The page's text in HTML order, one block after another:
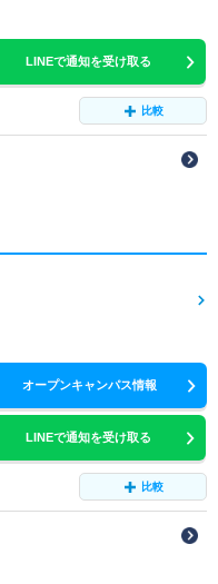
LINEで通知を受け取る
比較
オープンキャンパス情報
LINEで通知を受け取る
比較